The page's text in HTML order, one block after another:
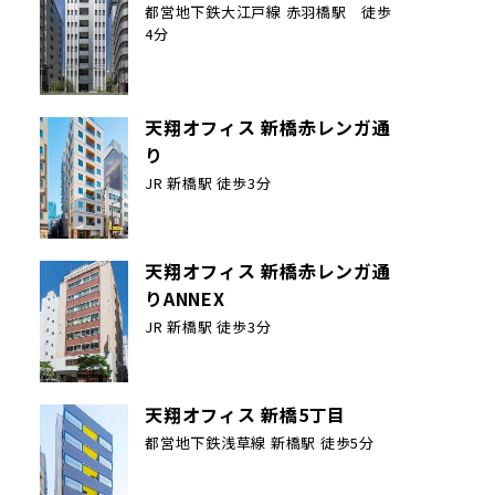
都営地下鉄大江戸線 赤羽橋駅 徒歩
4分
天翔オフィス 新橋赤レンガ通
り
JR 新橋駅 徒歩3分
天翔オフィス 新橋赤レンガ通
りANNEX
JR 新橋駅 徒歩3分
天翔オフィス 新橋5丁目
都営地下鉄浅草線 新橋駅 徒歩5分